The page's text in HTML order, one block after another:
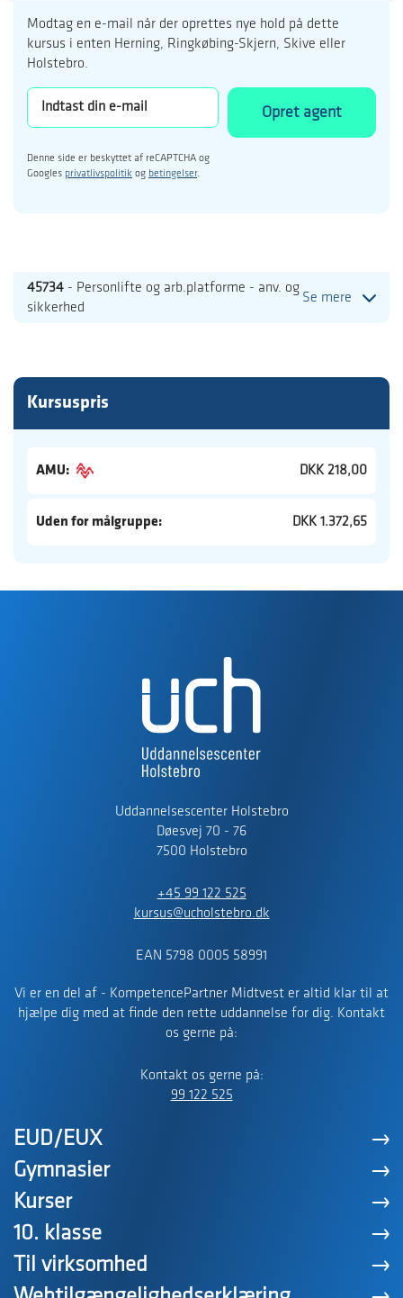
Modtag en e-mail når der oprettes nye hold på dette
kursus i enten Herning, Ringkøbing-Skjern, Skive eller
Holstebro.
Opret agent
Denne side er beskyttet af reCAPTCHA og
Googles privatlivspolitik og betingelser.
45734 - Personlifte og arb.platforme - anv. og
sikkerhed
Se mere
Kursuspris
AMU: DKK 218,00
Uden for målgruppe: DKK 1.372,65
Uddannelsescenter Holstebro
Døesvej 70 - 76
7500 Holstebro
+45 99 122 525
kursus@ucholstebro.dk
EAN 5798 0005 58991
Vi er en del af - KompetencePartner Midtvest er altid klar til at
hjælpe dig med at finde den rette uddannelse for dig. Kontakt
os gerne på:
Kontakt os gerne på:
99 122 525
EUD/EUX
Gymnasier
Kurser
10. klasse
Til virksomhed